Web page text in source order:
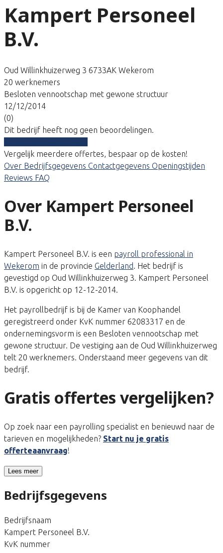
Kampert Personeel
B.V.
Oud Willinkhuizerweg 3 6733AK Wekerom
20 werknemers
Besloten vennootschap met gewone structuur
12/12/2014
(0)
Dit bedrijf heeft nog geen beoordelingen.
Vergelijk meerdere offertes, bespaar op de kosten!
Over Bedrijfsgegevens Contactgegevens Openingstijden
Reviews FAQ
Over Kampert Personeel
B.V.
Kampert Personeel B.V. is een payroll professional in
Wekerom in de provincie Gelderland. Het bedrijf is
gevestigd op Oud Willinkhuizerweg 3. Kampert Personeel
B.V. is opgericht op 12-12-2014.
Het payrollbedrijf is bij de Kamer van Koophandel
geregistreerd onder KvK nummer 62083317 en de
ondernemingsvorm is een Besloten vennootschap met
gewone structuur. De vestiging aan de Oud Willinkhuizerweg
telt 20 werknemers. Onderstaand meer gegevens van dit
bedrijf.
Gratis offertes vergelijken?
Op zoek naar een payrolling specialist en benieuwd naar de
tarieven en mogelijkheden? Start nu je gratis
offerteaanvraag!
Lees meer
Bedrijfsgegevens
Bedrijfsnaam
Kampert Personeel B.V.
KvK nummer